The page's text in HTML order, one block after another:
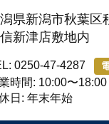
県新潟市秋葉区
新津店敷地内
0250-47-4287
時間: 10:00〜18:00
日: 年末年始